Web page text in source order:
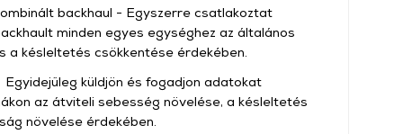
backhaul - Egyszerre csatlakoztat
minden egyes egységhez az általános
késleltetés csökkentése érdekében.
küldjön és fogadjon adatokat
az átviteli sebesség növelése, a késleltetés
növelése érdekében.